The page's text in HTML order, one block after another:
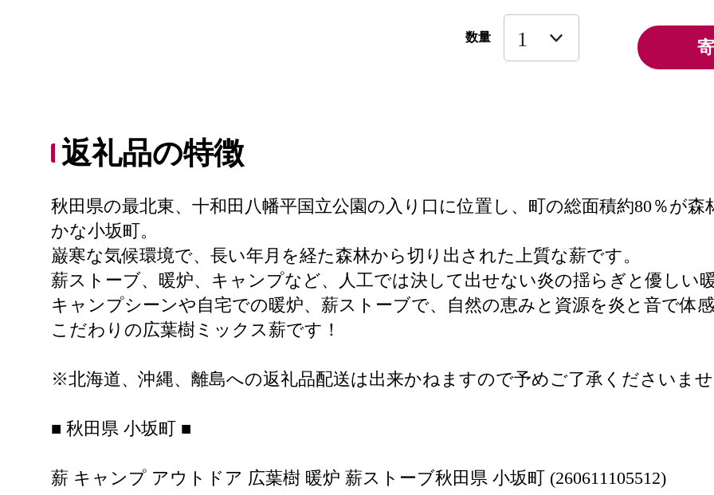
数量
返礼品の特徴
秋田県の最北東、十和田八幡平国立公園の入り口に位置し、町の総面積約80％が
かな小坂町。
巌寒な気候環境で、長い年月を経た森林から切り出された上質な薪です。
薪ストーブ、暖炉、キャンプなど、人工では決して出せない炎の揺らぎと優しい
キャンプシーンや自宅での暖炉、薪ストーブで、自然の恵みと資源を炎と音で体感
こだわりの広葉樹ミックス薪です！
※北海道、沖縄、離島への返礼品配送は出来かねますので予めご了承くださいませ
■ 秋田県 小坂町 ■
薪 キャンプ アウトドア 広葉樹 暖炉 薪ストーブ秋田県 小坂町 (260611105512)